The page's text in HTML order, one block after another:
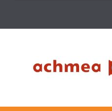
Overige marktsegmenten
People Analytics